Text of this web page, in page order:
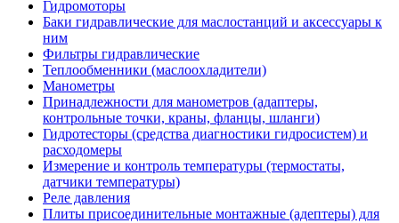
Гидромоторы
Баки гидравлические для маслостанций и аксессуары к
ним
Фильтры гидравлические
Теплообменники (маслоохладители)
Манометры
Принадлежности для манометров (адаптеры,
контрольные точки, краны, фланцы, шланги)
Гидротесторы (средства диагностики гидросистем) и
расходомеры
Измерение и контроль температуры (термостаты,
датчики температуры)
Реле давления
Плиты присоединительные монтажные (адептеры) для